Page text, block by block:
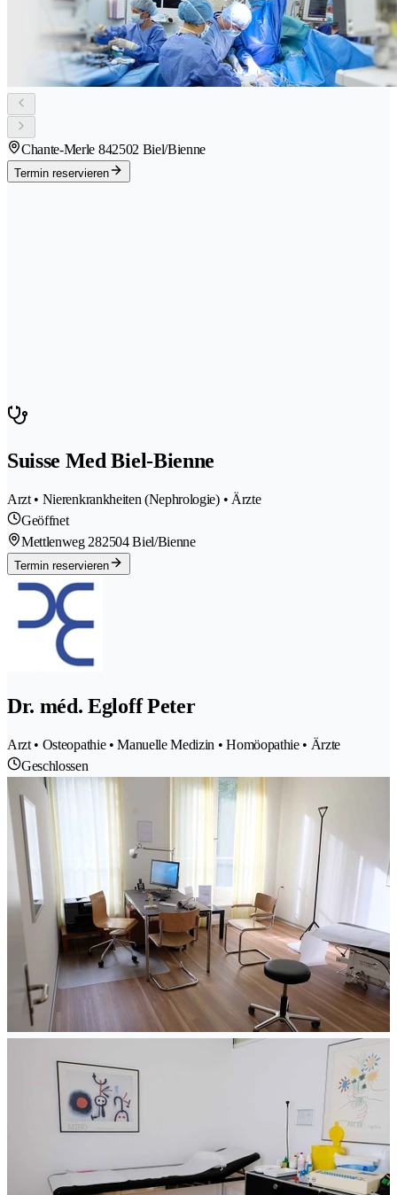
Chante-Merle 842502 Biel/Bienne
Termin reservieren
Suisse Med Biel-Bienne
Arzt • Nierenkrankheiten (Nephrologie) • Ärzte
Geöffnet
Mettlenweg 282504 Biel/Bienne
Termin reservieren
Dr. méd. Egloff Peter
Arzt • Osteopathie • Manuelle Medizin • Homöopathie • Ärzte
Geschlossen